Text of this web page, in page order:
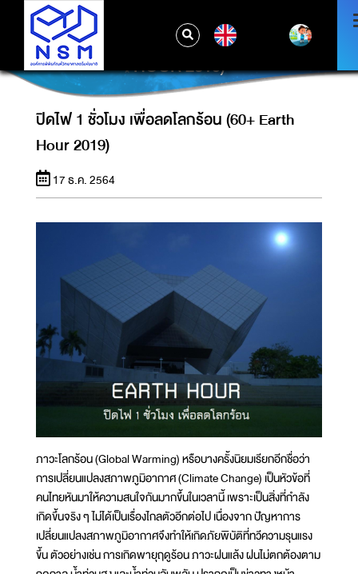
ปิดไฟ 1 ชั่วโมง เพื่อลดโลกร้อน (60+ EARTH
HOUR 2019)
ปิดไฟ 1 ชั่วโมง เพื่อลดโลกร้อน (60+ Earth
Hour 2019)
17 ธ.ค. 2564
ภาวะโลกร้อน (Global Warming) หรือบางครั้งนิยมเรียกอีกชื่อว่า
การเปลี่ยนแปลงสภาพภูมิอากาศ (Climate Change) เป็นหัวข้อที่
คนไทยหันมาให้ความสนใจกันมากขึ้นในเวลานี้ เพราะเป็นสิ่งที่กำลัง
เกิดขึ้นจริง ๆ ไม่ได้เป็นเรื่องไกลตัวอีกต่อไป เนื่องจาก ปัญหาการ
เปลี่ยนแปลงสภาพภูมิอากาศจึงทำให้เกิดภัยพิบัติที่ทวีความรุนแรง
ขึ้น ตัวอย่างเช่น การเกิดพายุฤดูร้อน ภาวะฝนแล้ง ฝนไม่ตกต้องตาม